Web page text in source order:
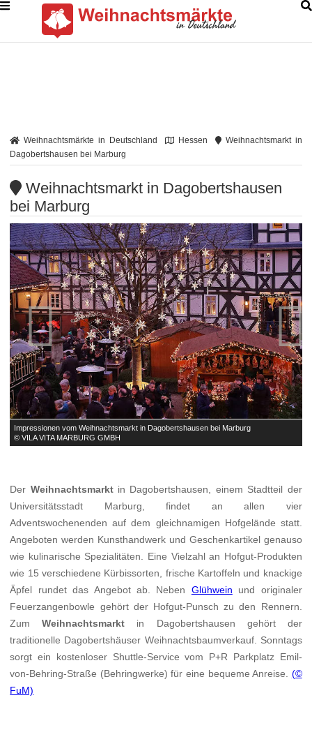
Weihnachtsmärkte in Deutschland Hessen
Weihnachtsmarkt in
Dagobertshausen bei Marburg
Weihnachtsmarkt in Dagobertshausen
bei Marburg
Impressionen vom Weihnachtsmarkt in Dagobertshausen bei Marburg
© VILA VITA MARBURG GMBH
 
Der Weihnachtsmarktin Dagobertshausen, einem Stadtteil der
Universitätsstadt Marburg, findet an allen vier
Adventswochenenden auf dem gleichnamigen Hofgelände statt.
Angeboten werden Kunsthandwerk und Geschenkartikel genauso
wie kulinarische Spezialitäten. Eine Vielzahl an Hofgut-Produkten
wie 15 verschiedene Kürbissorten, frische Kartoffeln und knackige
Äpfel rundet das Angebot ab. Neben Glühwein und originaler
Feuerzangenbowle gehört der Hofgut-Punsch zu den Rennern.
ZumWeihnachtsmarkt in Dagobertshausen gehört der
traditionelle Dagobertshäuser Weihnachtsbaumverkauf. Sonntags
sorgt ein kostenloser Shuttle-Service vom P+R Parkplatz Emil-
von-Behring-Straße (Behringwerke) für eine bequeme Anreise. (©
FuM)